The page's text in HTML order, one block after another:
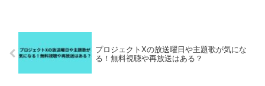
プロジェクトXの放送曜日や主題歌が気にな
る！無料視聴や再放送はある？